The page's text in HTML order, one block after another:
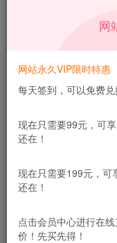
此内容为免费资源，
本站付费资源为网络
于商业用途。如有侵
除！
本站所有内容来自互
用途。如有侵权、不妥
网
网站永久VIP限时特惠
每天签到，可以免费
现在只需要99元，可
还在！
现在只需要199元，可
还在！
点击会员中心进行在
价！先买先得！